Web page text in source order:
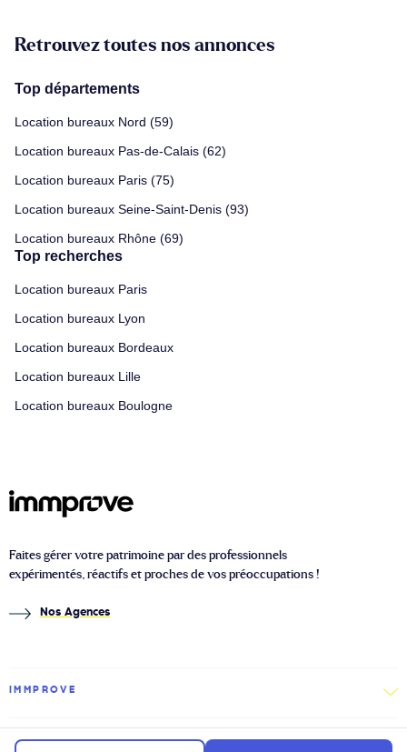
Retrouvez toutes nos annonces
Top départements
Location bureaux Nord (59)
Location bureaux Pas-de-Calais (62)
Location bureaux Paris (75)
Location bureaux Seine-Saint-Denis (93)
Location bureaux Rhône (69)
Top recherches
Location bureaux Paris
Location bureaux Lyon
Location bureaux Bordeaux
Location bureaux Lille
Location bureaux Boulogne
Faites gérer votre patrimoine par des professionnels
expérimentés, réactifs et proches de vos préoccupations !
Nos Agences
IMMPROVE
IMMOBILIER